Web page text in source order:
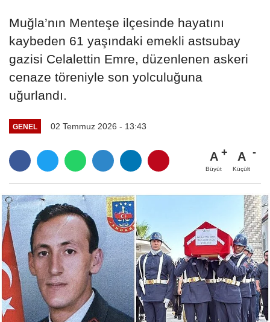
Muğla’nın Menteşe ilçesinde hayatını
kaybeden 61 yaşındaki emekli astsubay
gazisi Celalettin Emre, düzenlenen askeri
cenaze töreniyle son yolculuğuna
uğurlandı.
GENEL 02 Temmuz 2026 - 13:43
A
Büyüt
A
Küçült